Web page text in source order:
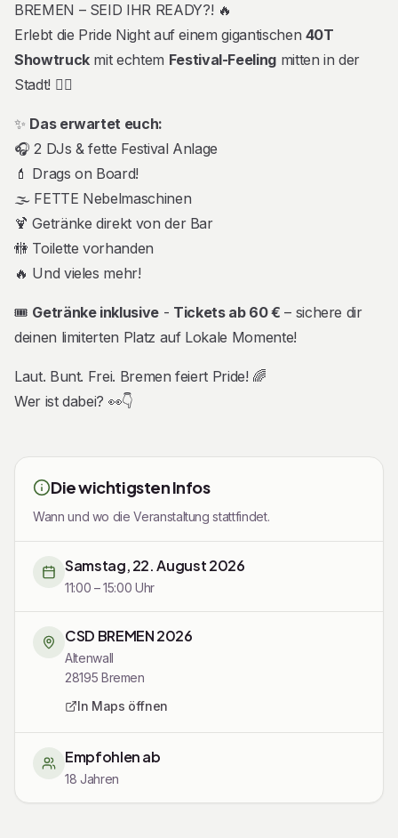
BREMEN – SEID IHR READY?! 🔥
Erlebt die Pride Night auf einem gigantischen 40T
Showtruckmit echtem Festival-Feeling mitten in der
Stadt! 🏳️‍🌈
✨ Das erwartet euch:
🎧 2 DJs & fette Festival Anlage
💄 Drags on Board!
🌫️ FETTE Nebelmaschinen
🍹 Getränke direkt von der Bar
🚻 Toilette vorhanden
🔥 Und vieles mehr!
🎟️ Getränke inklusive- Tickets ab 60 € – sichere dir
deinen limiterten Platz auf Lokale Momente!
Laut. Bunt. Frei. Bremen feiert Pride! 🌈
Wer ist dabei? 👀👇
Die wichtigsten Infos
Wann und wo die Veranstaltung stattfindet.
Samstag, 22. August 2026
11:00 – 15:00 Uhr
CSD BREMEN 2026
Altenwall
28195 Bremen
In Maps öffnen
Empfohlen ab
18 Jahren